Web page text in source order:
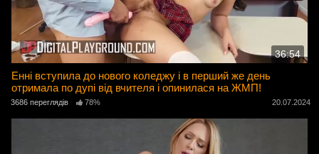
36:54
Енні вступила до нового коледжу і в перший же день
отримала по дупі від вчителя і опинилася на ЖМП!
3686 переглядів 78% 20.07.2024